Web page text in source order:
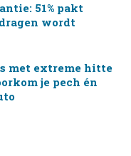
51% pakt
wordt
met extreme hitte
je pech én